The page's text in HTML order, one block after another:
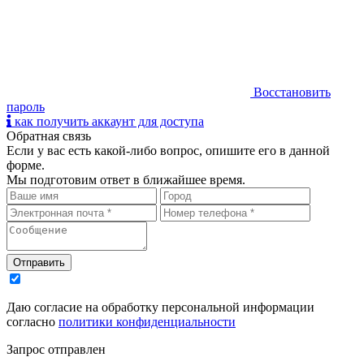
Восстановить
пароль
как получить аккаунт для доступа
Обратная связь
Если у вас есть какой-либо вопрос, опишите его в данной
форме.
Мы подготовим ответ в ближайшее время.
Даю согласие на обработку персональной информации
согласно политики конфиденциальности
Запрос отправлен